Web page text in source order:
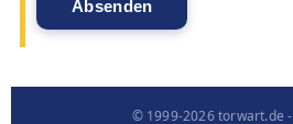
© 1999-2026 torwart.de -